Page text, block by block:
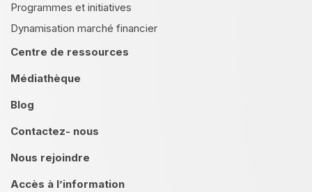
Programmes et initiatives
Dynamisation marché financier
Centre de ressources
Médiathèque
Blog
Contactez- nous
Nous rejoindre
Accès à l’information